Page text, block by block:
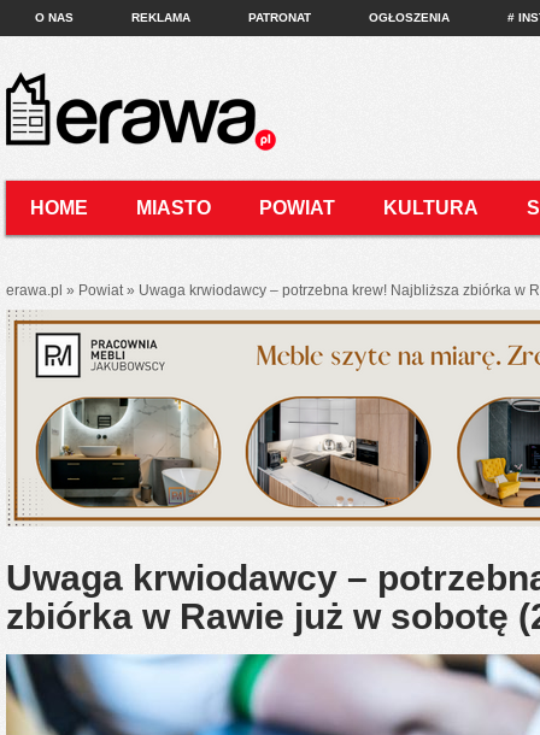
O NAS REKLAMA PATRONAT OGŁOSZENIA #
HOME MIASTO POWIAT KULTURA
erawa.pl » Powiat » Uwaga krwiodawcy – potrzebna krew! Najbliższa zbiórka w
Uwaga krwiodawcy –
zbiórka w Rawie już w sobotę